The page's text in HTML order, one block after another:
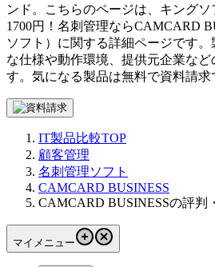
ンド。こちらのページは、 キングソ
1700円！名刺管理ならCAMCARD
ソフト ）に関する詳細ページです
な仕様や動作環境、提供元企業など
す。気になる製品は無料で資料請求
IT製品比較TOP
顧客管理
名刺管理ソフト
CAMCARD BUSINESS
CAMCARD BUSINESSの評判
マイメニュー